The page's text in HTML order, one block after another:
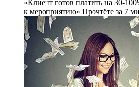
«Клиент готов платить на 30-
к мероприятию» Прочтёте за 7